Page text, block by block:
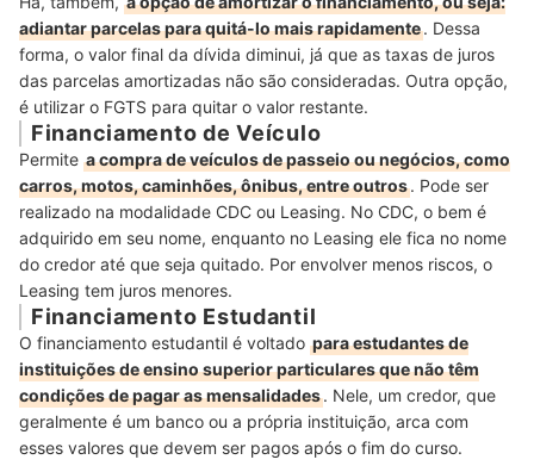
adiantar parcelas para quitá-lo mais rapidamente. Dessa
forma, o valor final da dívida diminui, já que as taxas de juros
das parcelas amortizadas não são consideradas. Outra opção,
é utilizar o FGTS para quitar o valor restante.
Financiamento de Veículo
Permite a compra de veículos de passeio ou negócios, como
carros, motos, caminhões, ônibus, entre outros. Pode ser
realizado na modalidade CDC ou Leasing. No CDC, o bem é
adquirido em seu nome, enquanto no Leasing ele fica no nome
do credor até que seja quitado. Por envolver menos riscos, o
Leasing tem juros menores.
Financiamento Estudantil
O financiamento estudantil é voltado para estudantes de
instituições de ensino superior particulares que não têm
condições de pagar as mensalidades. Nele, um credor, que
geralmente é um banco ou a própria instituição, arca com
esses valores que devem ser pagos após o fim do curso.